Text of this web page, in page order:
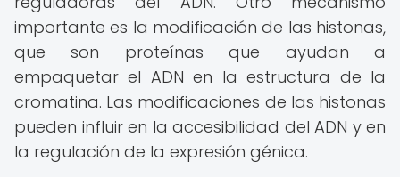
importante es la modificación de las histonas,
que son proteínas que ayudan a
empaquetar el ADN en la estructura de la
cromatina. Las modificaciones de las histonas
pueden influir en la accesibilidad del ADN y en
la regulación de la expresión génica.